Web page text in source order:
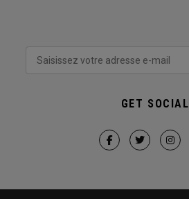
GET SOCIAL